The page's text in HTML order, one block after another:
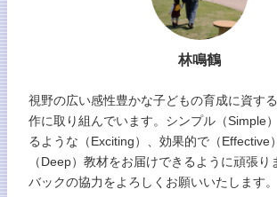
林鳴鶴
視野の広い感性豊かな子どもの育成に資す
作に取り組んでいます。シンプル（Simple
るような（Exciting）、効果的で（Effective
（Deep）教材をお届けできるように頑張り
バックの協力をよろしくお願いいたします。